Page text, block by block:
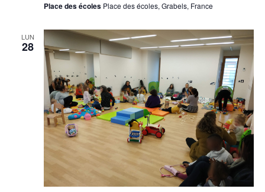
Place des écoles Place des écoles, Grabels, France
LUN
28